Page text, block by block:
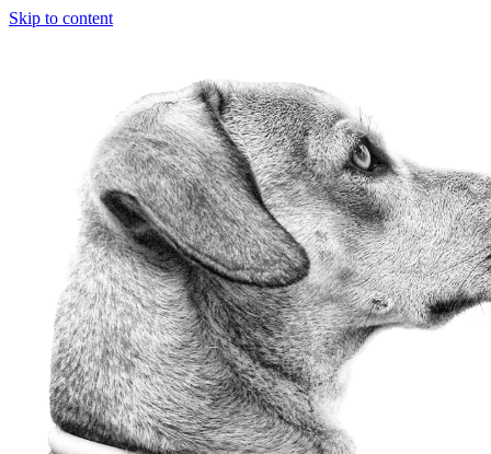
Skip to content